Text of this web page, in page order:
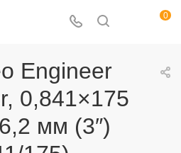
0
Engineer
0,841×175
мм (3″)